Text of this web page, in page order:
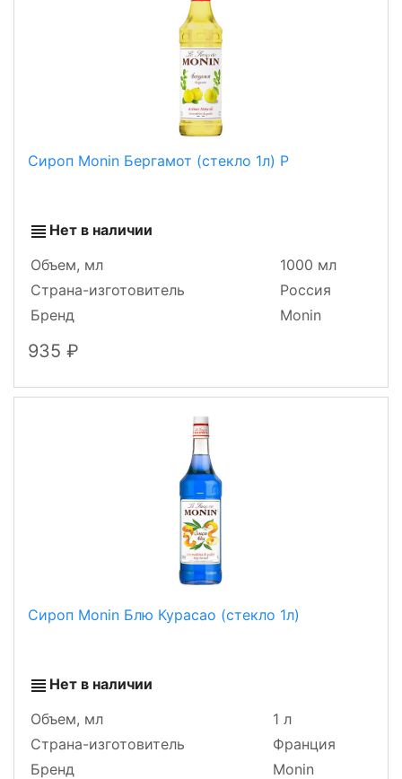
Сироп Monin Бергамот (стекло 1л) Р
Нет в наличии
Объем, мл
1000 мл
Страна-изготовитель
Россия
Бренд
Monin
935
Сироп Monin Блю Курасао (стекло 1л)
Нет в наличии
Объем, мл
1 л
Страна-изготовитель
Франция
Бренд
Monin